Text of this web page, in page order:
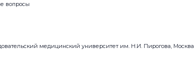
вопросы
медицинский университет им. Н.И. Пирогова, Москва